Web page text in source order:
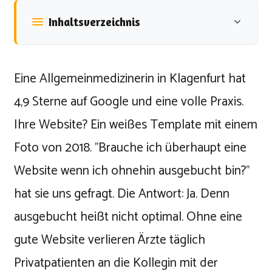
Inhaltsverzeichnis
Eine Allgemeinmedizinerin in Klagenfurt hat
4,9 Sterne auf Google und eine volle Praxis.
Ihre Website? Ein weißes Template mit einem
Foto von 2018. "Brauche ich überhaupt eine
Website wenn ich ohnehin ausgebucht bin?"
hat sie uns gefragt. Die Antwort: Ja. Denn
ausgebucht heißt nicht optimal. Ohne eine
gute Website verlieren Ärzte täglich
Privatpatienten an die Kollegin mit der